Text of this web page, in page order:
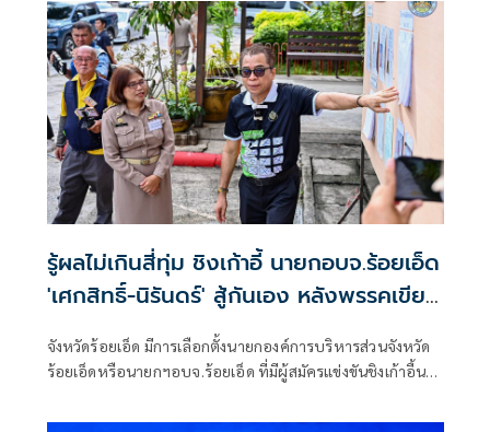
รู้ผลไม่เกินสี่ทุ่ม ชิงเก้าอี้ นายกอบจ.ร้อยเอ็ด
'เศกสิทธิ์-นิรันดร์' สู้กันเอง หลังพรรคเขียว
จังหวัดร้อยเอ็ด มีการเลือกตั้งนายกองค์การบริหารส่วนจังหวัด
ร้อยเอ็ดหรือนายกฯอบจ.ร้อยเอ็ด ที่มีผู้สมัครแข่งขันชิงเก้าอี้นา